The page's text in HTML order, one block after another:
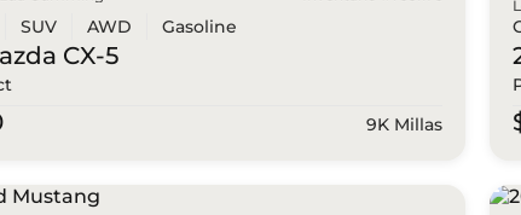
SUV AWD Gasoline
CX-5
9K Millas